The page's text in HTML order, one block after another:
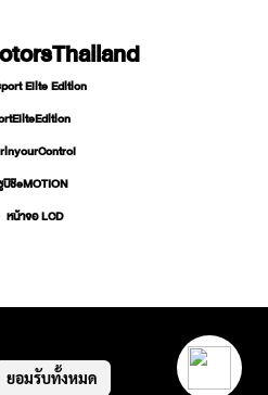
Elite Edition
ชิeMOTION
หน้าจอ LCD
ยอมรับทั้งหมด